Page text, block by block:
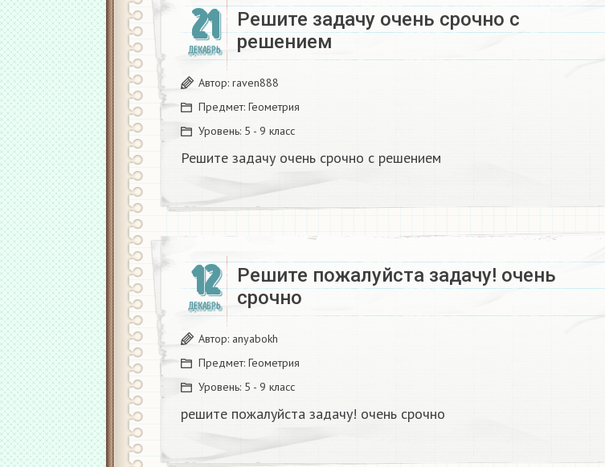
21
ДЕКАБРЬ
Решите задачу очень срочно с
решением
Автор: raven888
Предмет: Геометрия
Уровень: 5 - 9 класс
Решите задачу очень срочно с решением
12
ДЕКАБРЬ
Решите пожалуйста задачу! очень
срочно
Автор: anyabokh
Предмет: Геометрия
Уровень: 5 - 9 класс
решите пожалуйста задачу! очень срочно